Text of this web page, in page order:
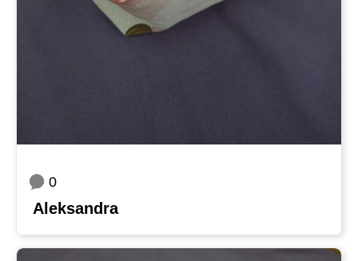
0
Aleksandra